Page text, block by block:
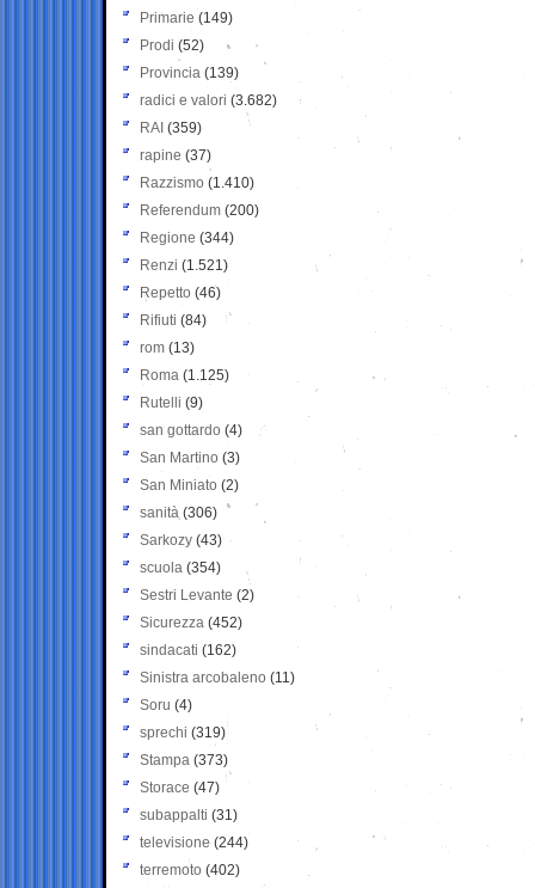
Primarie (149)
Prodi (52)
Provincia (139)
radici e valori (3.682)
RAI (359)
rapine (37)
Razzismo (1.410)
Referendum (200)
Regione (344)
Renzi (1.521)
Repetto (46)
Rifiuti (84)
rom (13)
Roma (1.125)
Rutelli (9)
san gottardo (4)
San Martino (3)
San Miniato (2)
sanità (306)
Sarkozy (43)
scuola (354)
Sestri Levante (2)
Sicurezza (452)
sindacati (162)
Sinistra arcobaleno (11)
Soru (4)
sprechi (319)
Stampa (373)
Storace (47)
subappalti (31)
televisione(244)
terremoto (402)